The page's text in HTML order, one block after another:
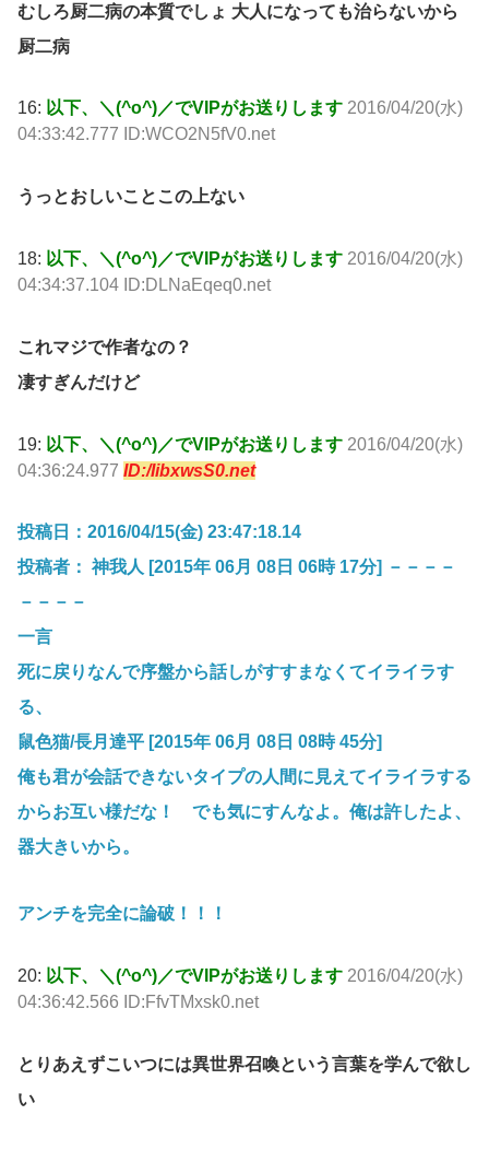
むしろ厨二病の本質でしょ 大人になっても治らないから
厨二病
16: 以下、＼(^o^)／でVIPがお送りします 2016/04/20(水)
04:33:42.777 ID:WCO2N5fV0.net
うっとおしいことこの上ない
18: 以下、＼(^o^)／でVIPがお送りします 2016/04/20(水)
04:34:37.104 ID:DLNaEqeq0.net
これマジで作者なの？
凄すぎんだけど
19: 以下、＼(^o^)／でVIPがお送りします 2016/04/20(水)
04:36:24.977 ID:/IibxwsS0.net
投稿日：2016/04/15(金) 23:47:18.14
投稿者： 神我人 [2015年 06月 08日 06時 17分] －－－－
－－－－
一言
死に戻りなんで序盤から話しがすすまなくてイライラす
る、
鼠色猫/長月達平 [2015年 06月 08日 08時 45分]
俺も君が会話できないタイプの人間に見えてイライラする
からお互い様だな！ でも気にすんなよ。俺は許したよ、
器大きいから。
アンチを完全に論破！！！
20: 以下、＼(^o^)／でVIPがお送りします 2016/04/20(水)
04:36:42.566 ID:FfvTMxsk0.net
とりあえずこいつには異世界召喚という言葉を学んで欲し
い